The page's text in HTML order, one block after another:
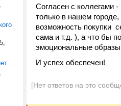
Согласен с коллегами
только в нашем
возможность покупки
сама и т.д. ), а что бы
эмоциональные
И успех обеспечен!
[Нет ответов на это